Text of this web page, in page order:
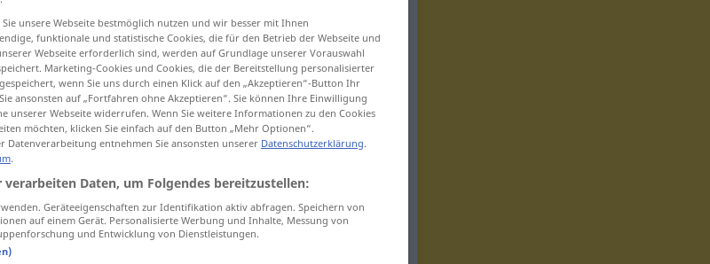
verquicken
unsere Webseite bestmöglich nutzen und wir besser mit Ihnen
funktionale und statistische Cookies, die für den Betrieb der Webseite und
Webseite erforderlich sind, werden auf Grundlage unserer Vorauswahl
Marketing-Cookies und Cookies, die der Bereitstellung personalisierter
wenn Sie uns durch einen Klick auf den „Akzeptieren“-Button Ihr
ansonsten auf „Fortfahren ohne Akzeptieren“. Sie können Ihre Einwilligung
unserer Webseite widerrufen. Wenn Sie weitere Informationen zu den Cookies
möchten, klicken Sie einfach auf den Button „Mehr Optionen“.
Datenverarbeitung entnehmen Sie ansonsten unserer Datenschutzerklärung.
.
Daten, um Folgendes bereitzustellen:
Geräteeigenschaften zur Identifikation aktiv abfragen. Speichern von
auf einem Gerät. Personalisierte Werbung und Inhalte, Messung von
und Entwicklung von Dienstleistungen.